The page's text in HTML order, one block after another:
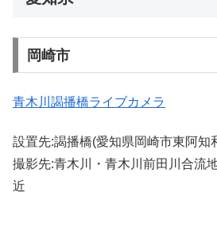
岡崎市
青木川謁播橋ライブカメラ
設置先:謁播橋(愛知県岡崎市東阿知
撮影先:青木川・青木川前田川合流
近